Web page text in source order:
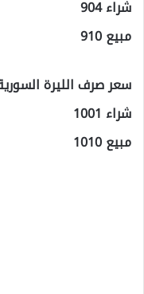
شراء 904
مبيع 910
سعر صرف الليرة
شراء 1001
مبيع 1010